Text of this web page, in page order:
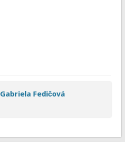
Gabriela Fedičová